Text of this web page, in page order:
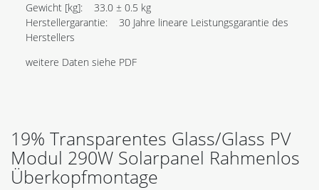
Gewicht [kg]: 33.0 ± 0.5 kg
Herstellergarantie: 30 Jahre lineare Leistungsgarantie des
Herstellers
weitere Daten siehe PDF
19% Transparentes Glass/Glass PV
Modul 290W Solarpanel Rahmenlos
Überkopfmontage